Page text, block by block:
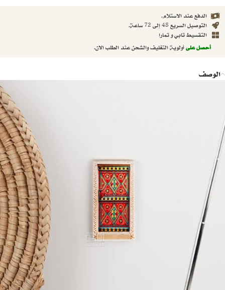
الدفع عند الاستلام.
التوصيل السريع 48 إلى 72 ساعة.
التقسيط تابي و تمارا
أحصل علىأولوية التغليف والشحن عند الطلب الان.
الوصف